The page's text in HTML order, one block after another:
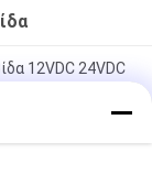
12VDC 24VDC
24V 220V